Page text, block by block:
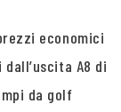
economici
A8 di
da golf